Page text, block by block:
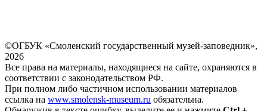
©ОГБУК «Смоленский государственный музей-заповедник»,
2026
Все права на материалы, находящиеся на сайте, охраняются в
соответствии с законодательством РФ.
При полном либо частичном использовании материалов
ссылка на www.smolensk-museum.ru обязательна.